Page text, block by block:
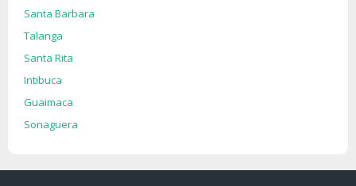
Santa Barbara
Talanga
Santa Rita
Intibuca
Guaimaca
Sonaguera